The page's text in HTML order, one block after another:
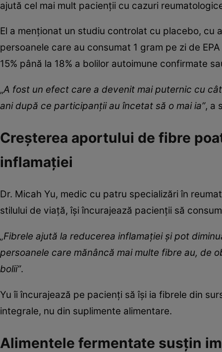
ajută cel mai mult pacienții cu cazuri
El a menționat un studiu controlat cu placebo,
persoanele care au consumat 1 gram pe zi de
15% până la 18% a bolilor autoimune confirmate
„A fost un efect care a devenit mai puternic cu
ani după ce participanții au încetat să o mai ia”, a
Creșterea aportului de fibre
inflamației
Dr. Micah Yu, medic cu patru specializări în
stilului de viață, își încurajează pacienții să
„Fibrele ajută la reducerea inflamației și pot
persoanele care mănâncă mai multe fibre au, de
bolii”.
Yu îi încurajează pe pacienți să își ia fibrele din
integrale, nu din suplimente alimentare.
Alimentele fermentate susțin